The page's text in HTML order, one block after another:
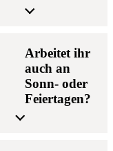
Arbeitet ihr
auch an
Sonn- oder
Feiertagen?